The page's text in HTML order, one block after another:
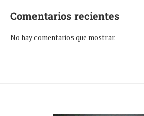
Comentarios recientes
No hay comentarios que mostrar.